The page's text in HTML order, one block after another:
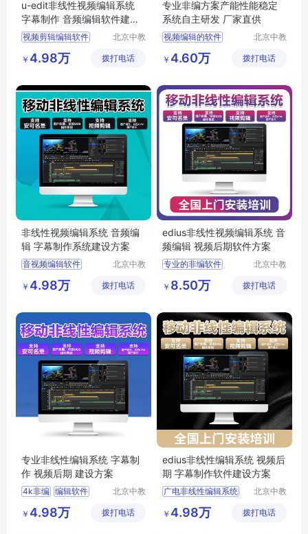
u-edit非线性视频编辑系统
字幕制作 音频编辑软件建设
方案
视频剪辑编辑软件
edit非编 非线性系统
北京中教
有限公司
￥ 4.98万 拨打电话
专业非编方案产能性能稳定
系统自主研发 厂家直供
视频编辑的软件
后期非线性编辑
视频编辑编辑软件
北京中教
有限公司
￥ 4.60万 拨打电话
非线性视频编辑系统 音频编
辑 字幕制作系统建设方案
音视频编辑软件
后期非线性编辑
北京中教
有限公司
￥ 4.98万 拨打电话
edius非线性视频编辑系统 音
频编辑 视频后期软件方案
专业的非编软件
视频编辑软件
非线性编辑系统
北京中教
有限公司
￥ 8.50万 拨打电话
专业非线性编辑系统 字幕制
作 视频后期 建设方案
4k非编 编辑软件
编辑视频软件
北京中教
有限公司
￥ 4.98万 拨打电话
edius非线性编辑系统 视频后
期 字幕制作软件建设方案
广电非线性编辑系统
非线性视频编辑软件
北京中教
有限公司
￥ 4.98万 拨打电话